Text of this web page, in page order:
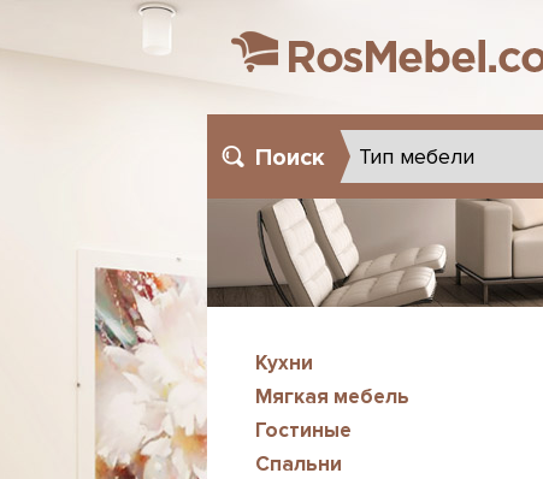
Поиск
Кухни
Мягкая мебель
Гостиные
Спальни